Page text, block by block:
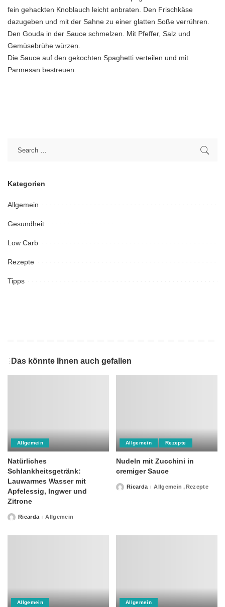
fein gehackten Knoblauch leicht anbraten. Den Frischkäse
dazugeben und mit der Sahne zu einer glatten Soße verrühren.
Den Gouda in der Sauce schmelzen. Mit Pfeffer, Salz und
Gemüsebrühe würzen.
Die Sauce auf den gekochten Spaghetti verteilen und mit
Parmesan bestreuen.
Kategorien
Allgemein
Gesundheit
Low Carb
Rezepte
Tipps
Das könnte Ihnen auch gefallen
Allgemein
Natürliches
Schlankheitsgetränk:
Lauwarmes Wasser mit
Apfelessig, Ingwer und
Zitrone
PostedRicarda Allgemein
Allgemein Rezepte
Nudeln mit Zucchini in
cremiger Sauce
PostedRicarda Allgemein Rezepte
Allgemein Allgemein